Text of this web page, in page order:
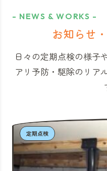
- NEWS & WORKS -
お知らせ
日々の定期点検の様子
アリ予防・駆除のリア
定期点検